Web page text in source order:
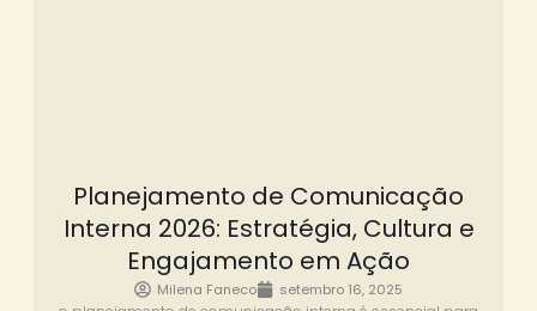
Planejamento de Comunicação
Interna 2026: Estratégia, Cultura e
Engajamento em Ação
Milena Faneco setembro 16, 2025